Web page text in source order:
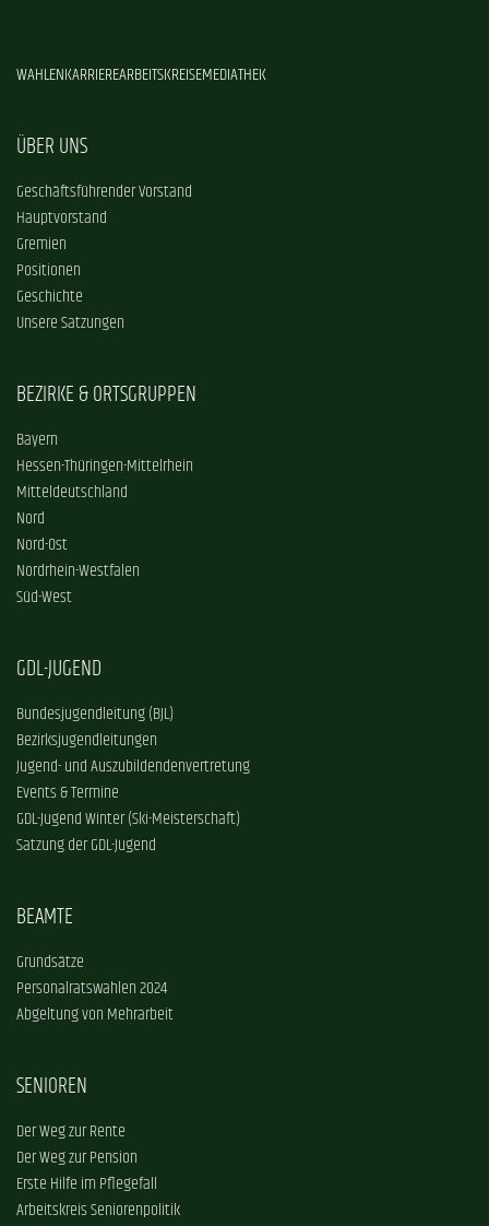
WAHLENKARRIEREARBEITSKREISEMEDIATHEK
ÜBER UNS
Geschäftsführender Vorstand
Hauptvorstand
Gremien
Positionen
Geschichte
Unsere Satzungen
BEZIRKE & ORTSGRUPPEN
Bayern
Hessen-Thüringen-Mittelrhein
Mitteldeutschland
Nord
Nord-Ost
Nordrhein-Westfalen
Süd-West
GDL-JUGEND
Bundesjugendleitung (BJL)
Bezirksjugendleitungen
Jugend- und Auszubildendenvertretung
Events & Termine
GDL-Jugend Winter (Ski-Meisterschaft)
Satzung der GDL-Jugend
BEAMTE
Grundsätze
Personalratswahlen 2024
Abgeltung von Mehrarbeit
SENIOREN
Der Weg zur Rente
Der Weg zur Pension
Erste Hilfe im Pflegefall
Arbeitskreis Seniorenpolitik